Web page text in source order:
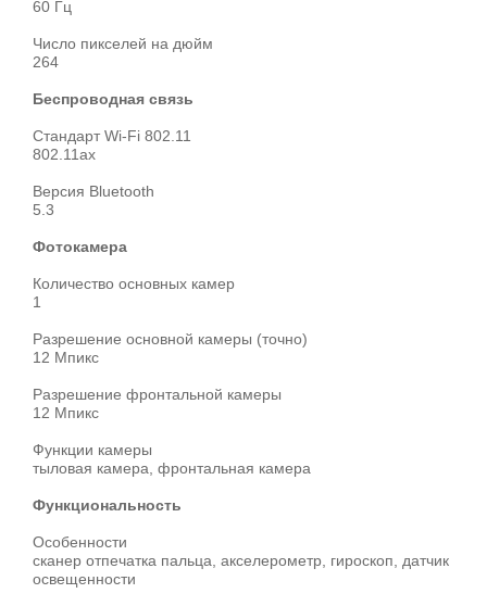
60 Гц
Число пикселей на дюйм
264
Беспроводная связь
Стандарт Wi-Fi 802.11
802.11ax
Версия Bluetooth
5.3
Фотокамера
Количество основных камер
1
Разрешение основной камеры (точно)
12 Мпикс
Разрешение фронтальной камеры
12 Мпикс
Функции камеры
тыловая камера, фронтальная камера
Функциональность
Особенности
cканер отпечатка пальца, акселерометр, гироскоп, датчик
освещенности